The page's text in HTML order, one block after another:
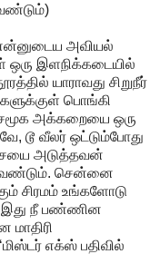
அவியல்
ஒரு இளநிக்கடையில்
யாராவது சிறுநீர்
பொங்கி
சமூக அக்கறையை ஒரு
டூ வீலர் ஒட்டும்போது
அடுத்தவன்
சென்னை
சிரமம் உங்களோடு
இது நீ பண்ணின
எக்ஸ் பதிவில்